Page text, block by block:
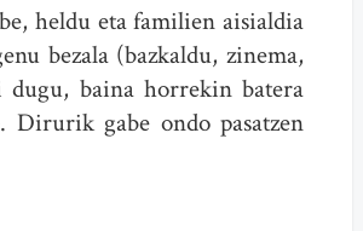
heldu eta familien aisialdia
bezala (bazkaldu, zinema,
dugu, baina horrekin batera
Dirurik gabe ondo pasatzen